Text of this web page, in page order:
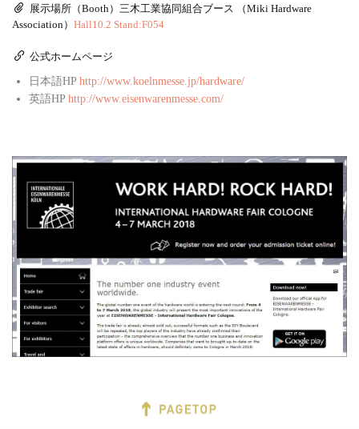
展示場所（Booth）三木工業協同組合ブース （Miki Hardware
Association） Hall10.2 Stand:F054
公式ホームページ
日本語HP http://www.koelnmesse.jp/hardware/
英語HP http://www.eisenwarenmesse.com/